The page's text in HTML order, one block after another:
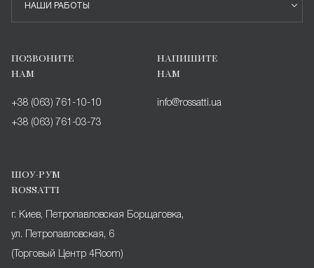
НАШИ РАБОТЫ
ПОЗВОНИТЕ
НАМ
+38 (063) 761-10-10
+38 (063) 761-03-73
НАПИШИТЕ
НАМ
info@rossatti.ua
ШОУ-РУМ
ROSSATTI
г. Киев, Петропавловская Борщаговка,
ул. Петропавловская, 6
(Торговый Центр 4Room)